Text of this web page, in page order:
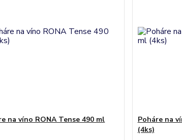
na víno RONA Tense 490 ml
Poháre na
(4ks)